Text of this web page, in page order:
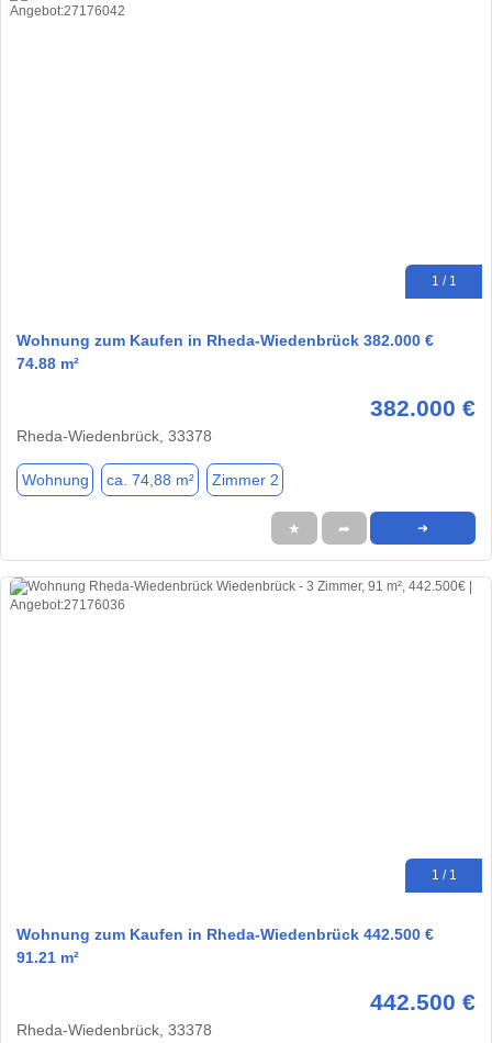
1 / 1
Wohnung zum Kaufen in Rheda-Wiedenbrück 382.000 €
74.88 m²
382.000 €
Rheda-Wiedenbrück, 33378
Wohnung ca. 74,88 m² Zimmer 2
★ ➦ ➜
1 / 1
Wohnung zum Kaufen in Rheda-Wiedenbrück 442.500 €
91.21 m²
442.500 €
Rheda-Wiedenbrück, 33378